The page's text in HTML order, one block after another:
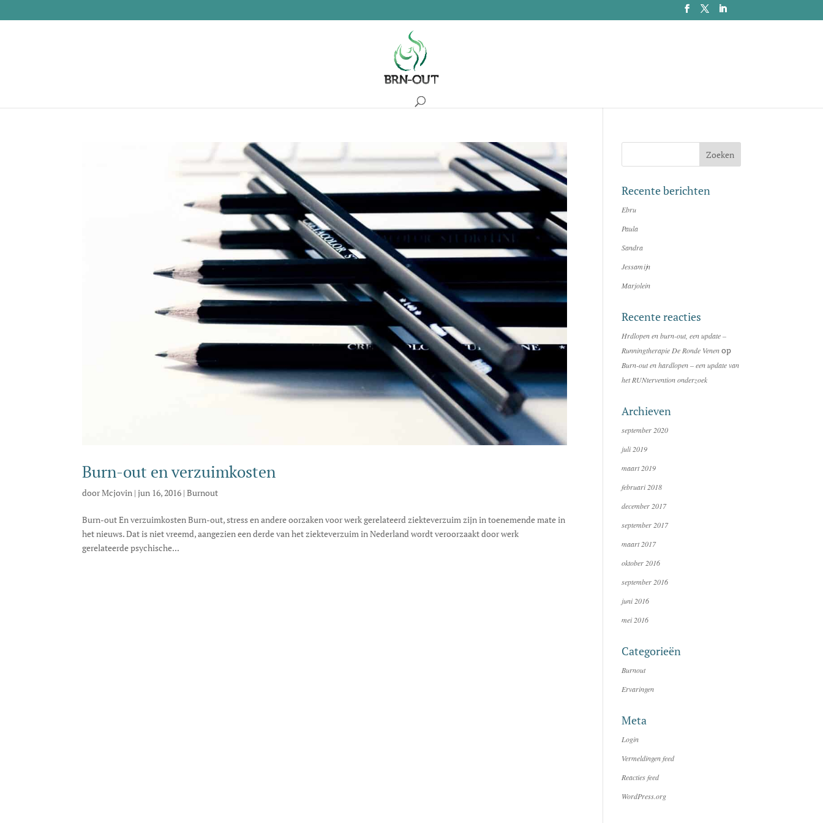
Burn-out en verzuimkosten
doorMcjovin |jun 16, 2016 |Burnout
Burn-out En verzuimkosten Burn-out, stress en andere oorzaken voor werk gerelateerd ziekteverzuim zijn in toenemende mate in
het nieuws. Dat is niet vreemd, aangezien een derde van het ziekteverzuim in Nederland wordt veroorzaakt door werk
gerelateerde psychische...
Recente berichten
Ebru
Paula
Sandra
Jessamijn
Marjolein
Recente reacties
Hrdlopen en burn-out, een update –
Runningtherapie De Ronde Venenop
Burn-out en hardlopen – een update van
het RUNtervention onderzoek
Archieven
september 2020
juli 2019
maart 2019
februari 2018
december 2017
september 2017
maart 2017
oktober 2016
september 2016
juni 2016
mei 2016
Categorieën
Burnout
Ervaringen
Meta
Login
Vermeldingen feed
Reacties feed
WordPress.org